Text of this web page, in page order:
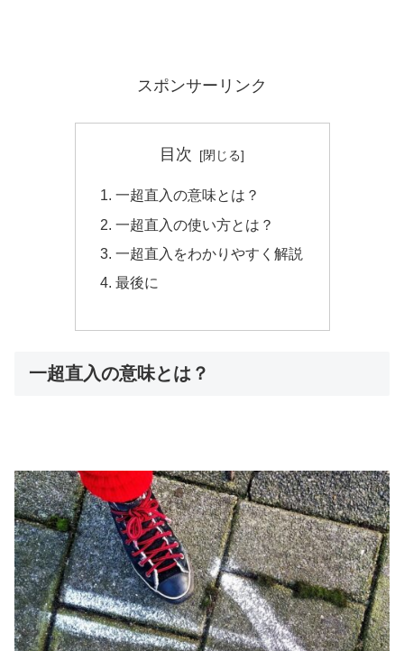
スポンサーリンク
目次
一超直入の意味とは？
一超直入の使い方とは？
一超直入をわかりやすく解説
最後に
一超直入の意味とは？